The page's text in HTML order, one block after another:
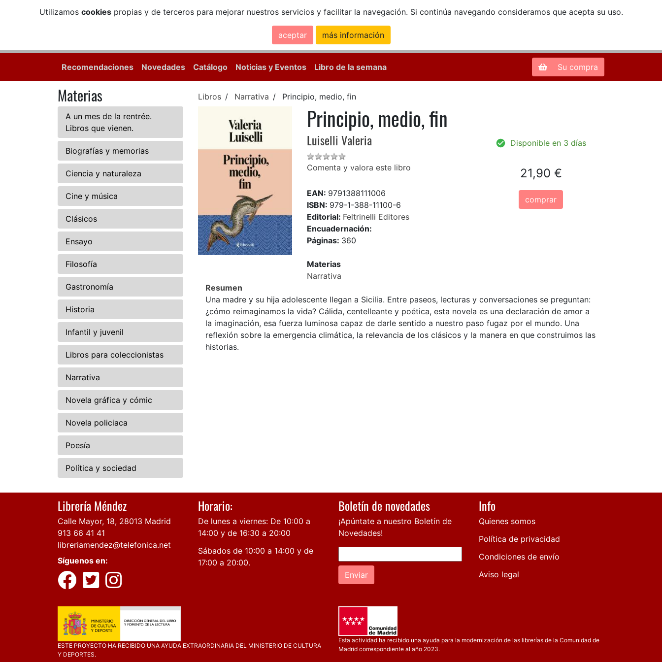
Utilizamos cookiespropias y de terceros para mejorar nuestros servicios y facilitar la navegación. Si continúa navegando consideramos que acepta su uso.
aceptar más información
Zona de Clientes
Recomendaciones Novedades Catálogo Noticias y Eventos Libro de la semana Su compra
Materias
A un mes de la rentrée.
Libros que vienen.
Biografías y memorias
Ciencia y naturaleza
Cine y música
Clásicos
Ensayo
Filosofía
Gastronomía
Historia
Infantil y juvenil
Libros para coleccionistas
Narrativa
Novela gráfica y cómic
Novela policiaca
Poesía
Política y sociedad
Libros Narrativa Principio, medio, fin
Principio, medio, fin
Luiselli Valeria
Comenta y valora este libro
EAN: 9791388111006
ISBN: 979-1-388-11100-6
Editorial: Feltrinelli Editores
Encuadernación:
Páginas: 360
Materias
Narrativa
Disponible en 3 días
21,90 €
comprar
Resumen
Una madre y su hija adolescente llegan a Sicilia. Entre paseos, lecturas y conversaciones se preguntan:
¿cómo reimaginamos la vida? Cálida, centelleante y poética, esta novela es una declaración de amor a
la imaginación, esa fuerza luminosa capaz de darle sentido a nuestro paso fugaz por el mundo. Una
reflexión sobre la emergencia climática, la relevancia de los clásicos y la manera en que construimos las
historias.
Librería Méndez
Calle Mayor, 18, 28013 Madrid
913 66 41 41
libreriamendez@telefonica.net
Síguenos en:
Horario:
De lunes a viernes: De 10:00 a
14:00 y de 16:30 a 20:00
Sábados de 10:00 a 14:00 y de
17:00 a 20:00.
Boletín de novedades
¡Apúntate a nuestro Boletín de
Novedades!
Enviar
Info
Quienes somos
Política de privacidad
Condiciones de envío
Aviso legal
ESTE PROYECTO HA RECIBIDO UNA AYUDA EXTRAORDINARIA DEL MINISTERIO DE CULTURA
Y DEPORTES.
Esta actividad ha recibido una ayuda para la modernización de las librerías de la Comunidad de
Madrid correspondiente al año 2023.